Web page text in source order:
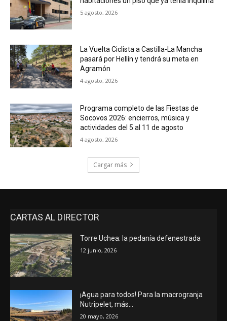
5 agosto, 2026
La Vuelta Ciclista a Castilla-La Mancha
pasará por Hellín y tendrá su meta en
Agramón
4 agosto, 2026
Programa completo de las Fiestas de
Socovos 2026: encierros, música y
actividades del 5 al 11 de agosto
4 agosto, 2026
Cargar más
CARTAS AL DIRECTOR
Torre Uchea: la pedanía defenestrada
12 junio, 2026
¡Agua para todos! Para la macrogranja
Nutripelet, más…
20 mayo, 2026